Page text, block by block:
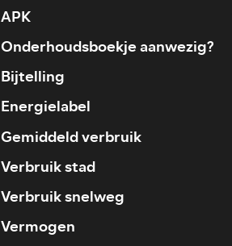
APK
Onderhoudsboekje aanwezig?
Bijtelling
Energielabel
Gemiddeld verbruik
Verbruik stad
Verbruik snelweg
Vermogen